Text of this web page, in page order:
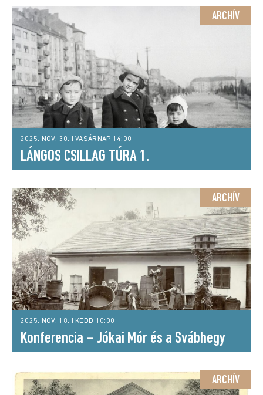
ARCHÍV
2025. NOV. 30. | VASÁRNAP 14:00
LÁNGOS CSILLAG TÚRA 1.
ARCHÍV
2025. NOV. 18. | KEDD 10:00
Konferencia – Jókai Mór és a Svábhegy
ARCHÍV